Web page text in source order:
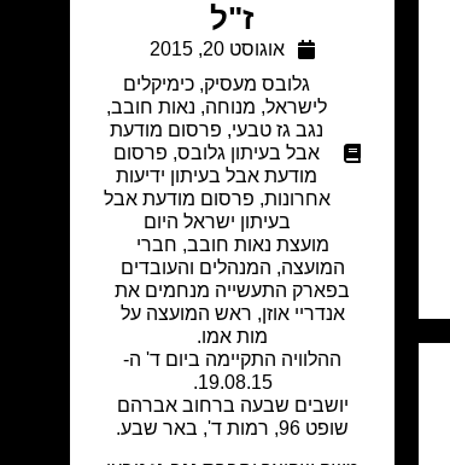
ז"ל
אוגוסט 20, 2015
גלובס מעסיק, כימיקלים
לישראל, מנוחה, נאות חובב,
נגב גז טבעי, פרסום מודעת
אבל בעיתון גלובס, פרסום
מודעת אבל בעיתון ידיעות
אחרונות, פרסום מודעת אבל
בעיתון ישראל היום
מועצת נאות חובב, חברי
המועצה, המנהלים והעובדים
בפארק התעשייה מנחמים את
אנדריי אוזן, ראש המועצה על
מות אמו.
ההלוויה התקיימה ביום ד' ה-
19.08.15.
יושבים שבעה ברחוב אברהם
שופט 96, רמות ד', באר שבע.